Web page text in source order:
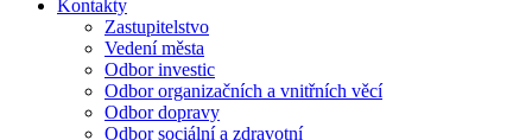
Kontakty
Zastupitelstvo
Vedení města
Odbor investic
Odbor organizačních a vnitřních věcí
Odbor dopravy
Odbor sociální a zdravotní